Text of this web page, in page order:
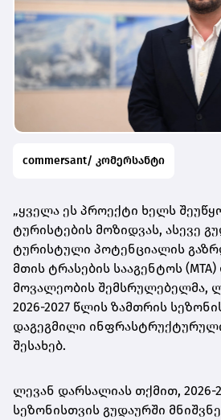
commersant/ კომერსანტი
„ყველა ეს პროექტი ხელს
ტურისტების მოზიდვას, ასევე
ტურისტული პოტენციალის
მთის ტრასების სააგენტოს
მოვალეობის შემსრულებელმა,
2026-2027 წლის ზამთრის
დაგეგმილი
შესახებ.
ლევან დარსალიას თქმით, 2026-
სეზონისთვის გუდაურში